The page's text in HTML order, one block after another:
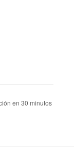
en 30 minutos